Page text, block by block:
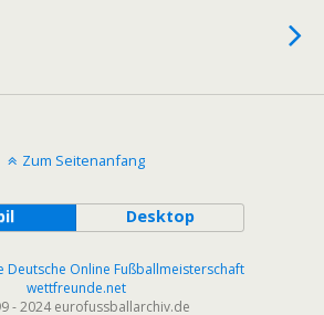
Zum Seitenanfang
Desktop
Deutsche Online Fußballmeisterschaft
wettfreunde.net
- 2024 eurofussballarchiv.de